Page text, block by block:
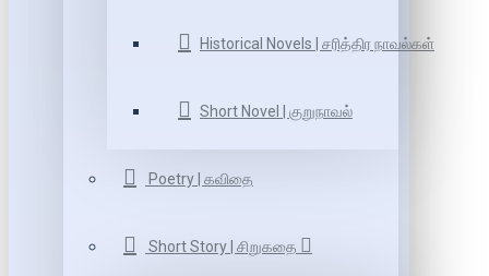
Historical Novels | சரித்திர நாவல்கள்
Short Novel | குறுநாவல்
Poetry | கவிதை
Short Story | சிறுகதை